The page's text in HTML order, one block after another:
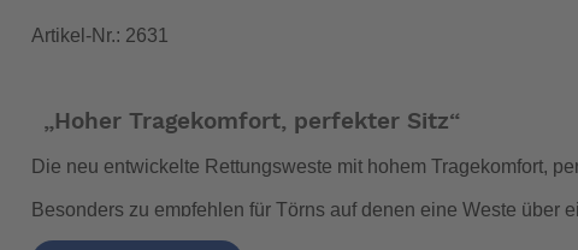
Artikel-Nr.: 2631
„Hoher Tragekomfort, perfekter Sitz“
Die neu entwickelte Rettungsweste mit hohem Tragekomfort,
Besonders zu empfehlen für Törns auf denen eine Weste über